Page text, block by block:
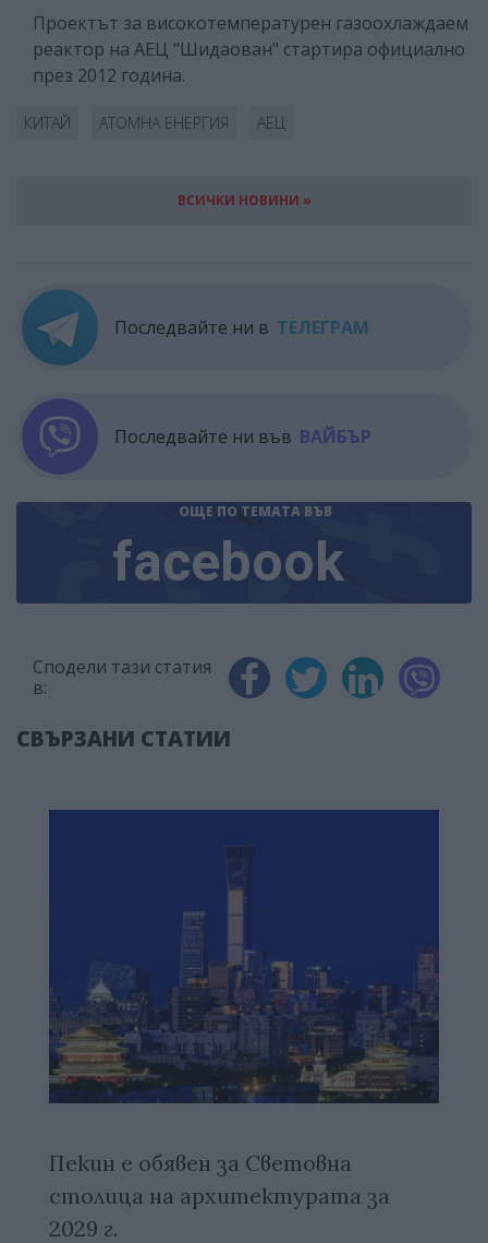
Проектът за високотемпературен газоохлаждаем
реактор на АЕЦ "Шидаован" стартира официално
през 2012 година.
КИТАЙ АТОМНА ЕНЕРГИЯ АЕЦ
ВСИЧКИ НОВИНИ »
Последвайте ни в ТЕЛЕГРАМ
Последвайте ни във ВАЙБЪР
ОЩЕ ПО ТЕМАТА ВЪВ
facebook
Сподели тази статия
в:
СВЪРЗАНИ СТАТИИ
Пекин е обявен за Световна
столица на архитектурата за
2029 г.